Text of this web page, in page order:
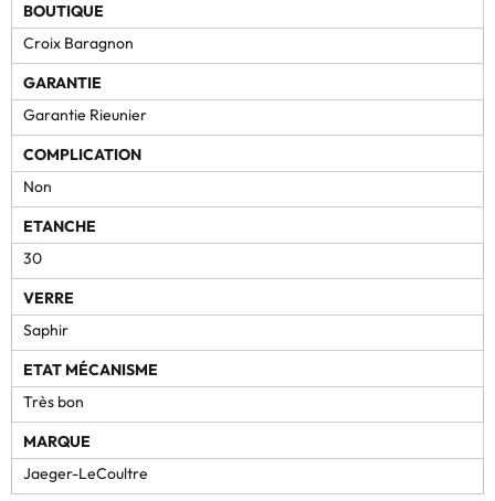
BOUTIQUE
Croix Baragnon
GARANTIE
Garantie Rieunier
COMPLICATION
Non
ETANCHE
30
VERRE
Saphir
ETAT MÉCANISME
Très bon
MARQUE
Jaeger-LeCoultre